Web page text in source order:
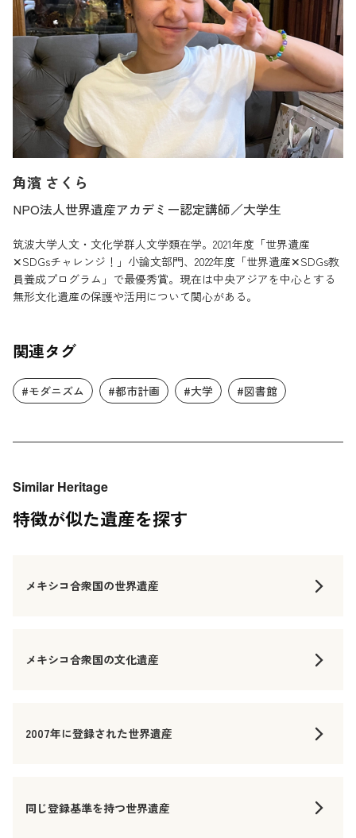
角濱 さくら
NPO法人世界遺産アカデミー認定講師／大学生
筑波大学人文・文化学群人文学類在学。2021年度「世界遺産
✕SDGsチャレンジ！」小論文部門、2022年度「世界遺産✕SDGs教
員養成プログラム」で最優秀賞。現在は中央アジアを中心とする
無形文化遺産の保護や活用について関心がある。
関連タグ
#モダニズム #都市計画 #大学 #図書館
Similar Heritage
特徴が似た遺産を探す
メキシコ合衆国の世界遺産
メキシコ合衆国の文化遺産
2007年に登録された世界遺産
同じ登録基準を持つ世界遺産